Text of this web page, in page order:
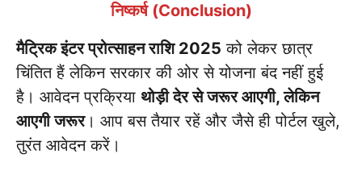
निष्कर्ष (Conclusion)
मैट्रिक इंटर प्रोत्साहन राशि 2025 को लेकर छात्र
चिंतित हैं लेकिन सरकार की ओर से योजना बंद नहीं हुई
है। आवेदन प्रक्रिया थोड़ी देर से जरूर आएगी, लेकिन
आएगी जरूर। आप बस तैयार रहें और जैसे ही पोर्टल खुले,
तुरंत आवेदन करें।